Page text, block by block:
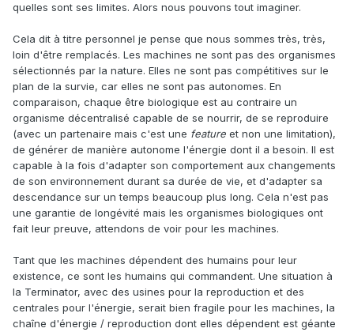
quelles sont ses limites. Alors nous pouvons tout imaginer.
Cela dit à titre personnel je pense que nous sommes très, très,
loin d'être remplacés. Les machines ne sont pas des organismes
sélectionnés par la nature. Elles ne sont pas compétitives sur le
plan de la survie, car elles ne sont pas autonomes. En
comparaison, chaque être biologique est au contraire un
organisme décentralisé capable de se nourrir, de se reproduire
(avec un partenaire mais c'est une feature et non une limitation),
de générer de manière autonome l'énergie dont il a besoin. Il est
capable à la fois d'adapter son comportement aux changements
de son environnement durant sa durée de vie, et d'adapter sa
descendance sur un temps beaucoup plus long. Cela n'est pas
une garantie de longévité mais les organismes biologiques ont
fait leur preuve, attendons de voir pour les machines.
Tant que les machines dépendent des humains pour leur
existence, ce sont les humains qui commandent. Une situation à
la Terminator, avec des usines pour la reproduction et des
centrales pour l'énergie, serait bien fragile pour les machines, la
chaîne d'énergie / reproduction dont elles dépendent est géante